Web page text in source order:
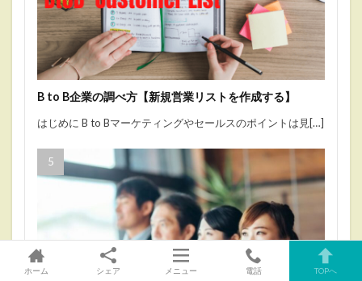
B to B企業の調べ方【新規営業リストを作成する】
はじめに B to Bマーケティングやセールスのポイントは見[…]
ホーム シェア メニュー 電話 TOPへ